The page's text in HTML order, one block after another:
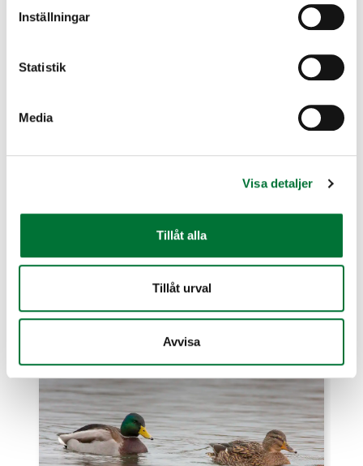
Inställningar
Statistik
Media
Visa detaljer
Tillåt alla
Tillåt urval
Avvisa
människor i städer och övriga
blöt­djur.
maj, 5–12 st. Boet i gräset, på en strandäng
eller i konstgjort bo. Ibland långt från
Visa mer information